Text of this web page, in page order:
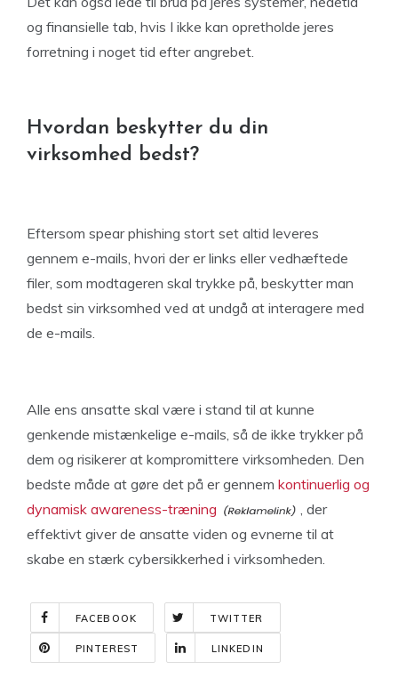
og finansielle tab, hvis I ikke kan opretholde jeres
forretning i noget tid efter angrebet.
Hvordan beskytter du din
virksomhed bedst?
Eftersom spear phishing stort set altid leveres
gennem e-mails, hvori der er links eller vedhæftede
filer, som modtageren skal trykke på, beskytter man
bedst sin virksomhed ved at undgå at interagere med
de e-mails.
Alle ens ansatte skal være i stand til at kunne
genkende mistænkelige e-mails, så de ikke trykker på
dem og risikerer at kompromittere virksomheden. Den
bedste måde at gøre det på er gennem kontinuerlig og
dynamisk awareness-træning
, der
effektivt giver de ansatte viden og evnerne til at
skabe en stærk cybersikkerhed i virksomheden.
FACEBOOK TWITTER
PINTEREST LINKEDIN